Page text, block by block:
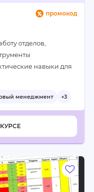
промокод
отделов,
навыки для
менеджмент +3